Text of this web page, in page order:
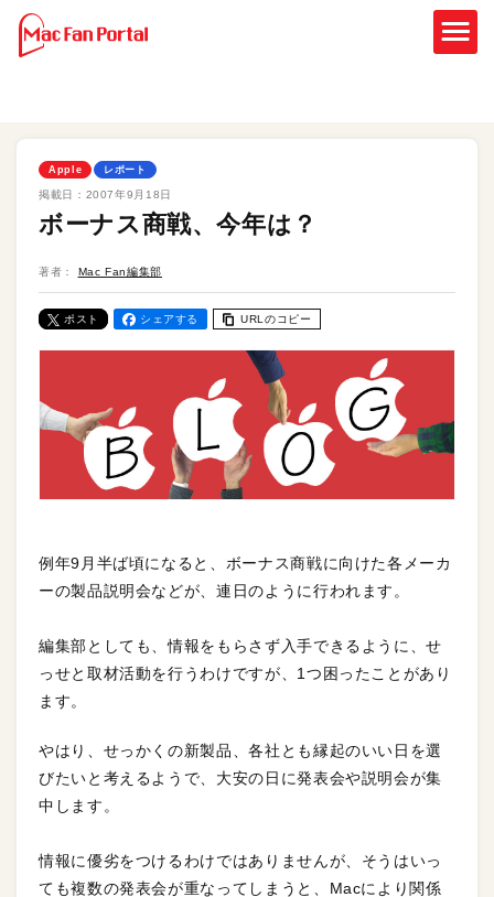
Apple レポート
掲載日： 2007年9月18日
ボーナス商戦、今年は？
著者： Mac Fan編集部
ポスト シェアする URLのコピー
例年9月半ば頃になると、ボーナス商戦に向けた各メーカ
ーの製品説明会などが、連日のように行われます。
編集部としても、情報をもらさず入手できるように、せ
っせと取材活動を行うわけですが、1つ困ったことがあり
ます。
やはり、せっかくの新製品、各社とも縁起のいい日を選
びたいと考えるようで、大安の日に発表会や説明会が集
中します。
情報に優劣をつけるわけではありませんが、そうはいっ
ても複数の発表会が重なってしまうと、Macにより関係